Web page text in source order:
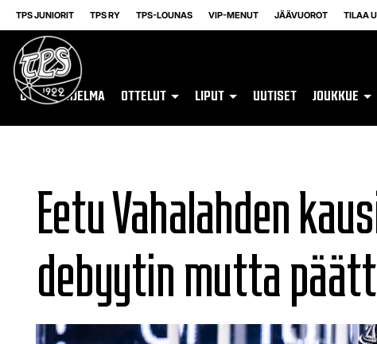
TPS JUNIORIT TPS RY TPS-LOUNAS VIP-MENUT JÄÄVUOROT TILAA
OTTELUOHJELMA
OTTELUT LIPUT UUTISET JOUKKUE
Eetu Vahalahden
debyytin mutta